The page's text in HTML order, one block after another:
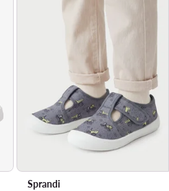
Sprandi